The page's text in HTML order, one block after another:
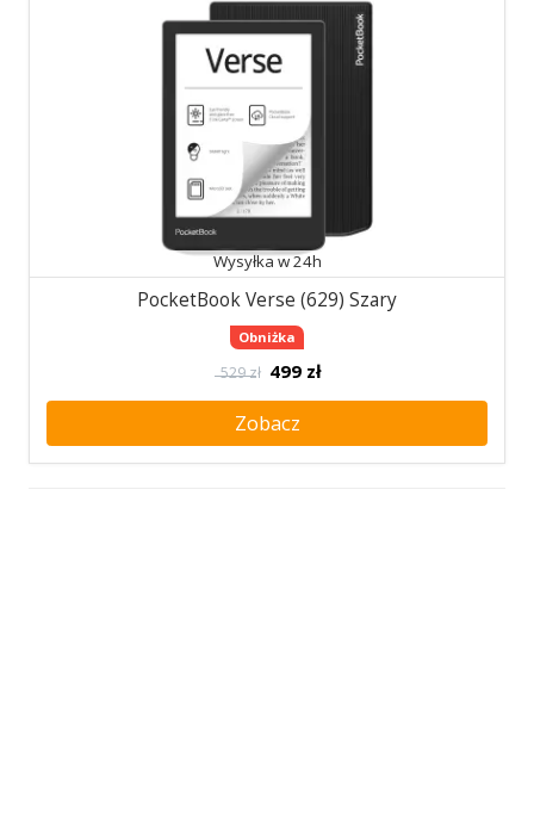
Wysyłka w 24h
PocketBook Verse (629) Szary
Obniżka
529 zł 499 zł
Zobacz